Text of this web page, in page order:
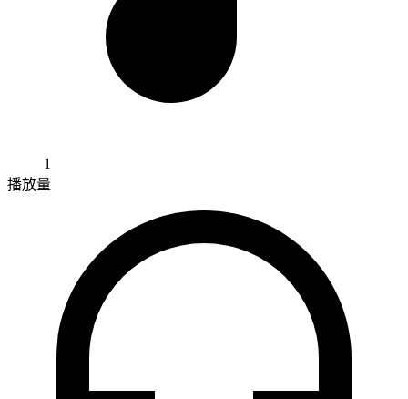
1
播放量